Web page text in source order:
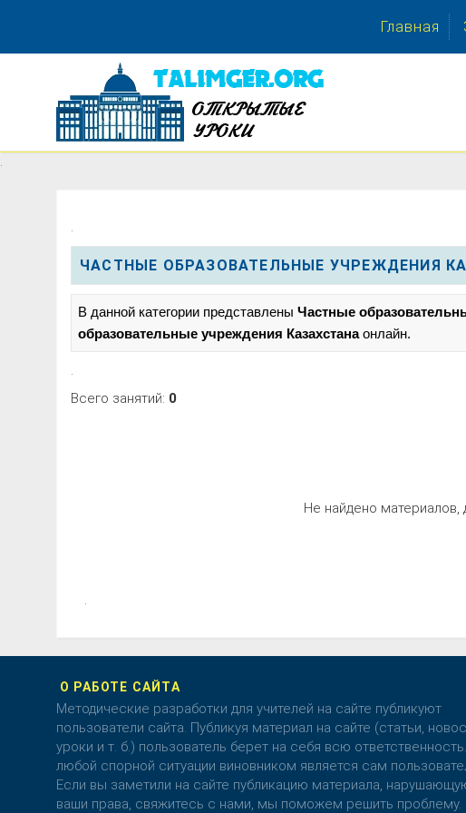
Главная
.
.
ЧАСТНЫЕ ОБРАЗОВАТЕЛЬНЫЕ УЧРЕЖДЕНИЯ
В данной категории представлены Частные
образовательные учреждения Казахстанаонлайн.
.
Всего занятий: 0
Не найдено
.
.
О РАБОТЕ САЙТА
Методические разработки для учителей на сайте публикуют
пользователи сайта. Публикуя материал на сайте (статьи,
уроки и т. б.) пользователь берет на себя всю
любой спорной ситуации виновником является сам
Если вы заметили на сайте публикацию материала,
ваши права, свяжитесь с нами, мы поможем решить проблему.